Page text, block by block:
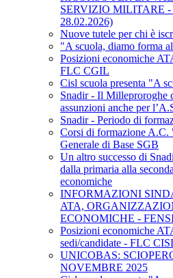
SERVIZIO MILITARE -
28.02.2026)
Nuove tutele per chi è
"A scuola, diamo forma
Posizioni economiche
FLC CGIL
Cisl scuola presenta "A
Snadir - Il Milleproroghe
assunzioni anche per
Snadir - Periodo di
Corsi di formazione
Generale di Base SGB
Un altro successo di
dalla primaria alla
economiche
INFORMAZIONI
ATA,
ECONOMICHE -
Posizioni economiche
sedi/candidate - FLC
UNICOBAS:
NOVEMBRE 2025